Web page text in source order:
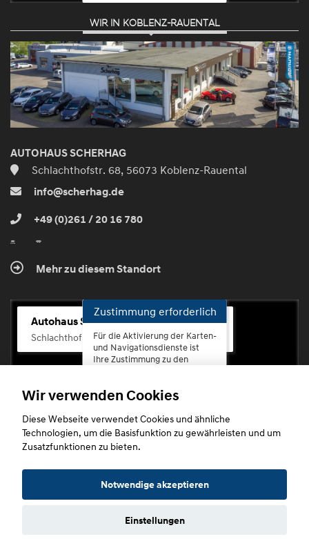
Zustimmen
und
aktivieren
WIR IN KOBLENZ-RAUENTAL
AUTOHAUS SCHERHAG
Schlachthofstr. 68, 56073 Koblenz-Rauental
info@scherhag.de
+49 (0)261 / 20 16 780
Mehr zu diesem Standort
Autohaus Scherhag
Schlachthofstr. 68, 56073 Koblenz-Rauental
Zustimmung erforderlich
Für die Aktivierung der Karten-
und Navigationsdienste ist
Ihre Zustimmung zu den
erforderlich.
Zustimmen
Copyright © 2026. Autohaus Scherhag
Wir verwenden Cookies
Diese Webseite verwendet Cookies und ähnliche
Technologien, um die Basisfunktion zu gewährleisten und um
Zusatzfunktionen zu bieten.
Notwendige akzeptieren
Einstellungen